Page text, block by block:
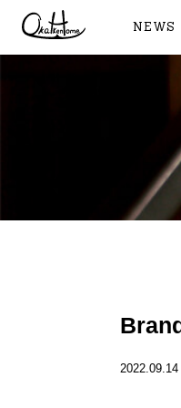
NEWS
2022.09.14